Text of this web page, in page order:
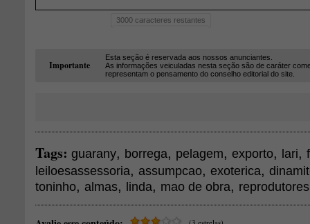
3000 caracteres restantes
Importante
Esta seção é reservada aos nossos anunciantes.
As informações veiculadas nesta seção são de caráter
representam o pensamento do conselho editorial do site.
Tags: guarany, borrega, pelagem, exporto, lari,
leiloesassessoria, assumpcao, exoterica,
toninho, almas, linda, mao de obra, reprodutores